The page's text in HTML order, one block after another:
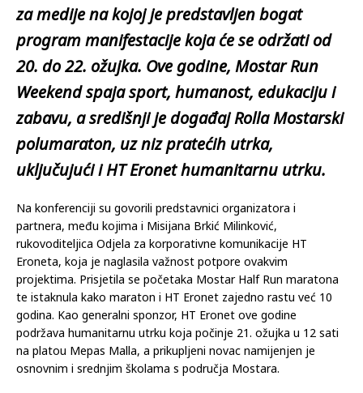
za medije na kojoj je predstavljen bogat
program manifestacije koja će se održati od
20. do 22. ožujka. Ove godine, Mostar Run
Weekend spaja sport, humanost, edukaciju i
zabavu, a središnji je događaj Rolla Mostarski
polumaraton, uz niz pratećih utrka,
uključujući i HT Eronet humanitarnu utrku.
Na konferenciji su govorili predstavnici organizatora i
partnera, među kojima i Misijana Brkić Milinković,
rukovoditeljica Odjela za korporativne komunikacije HT
Eroneta, koja je naglasila važnost potpore ovakvim
projektima. Prisjetila se početaka Mostar Half Run maratona
te istaknula kako maraton i HT Eronet zajedno rastu već 10
godina. Kao generalni sponzor, HT Eronet ove godine
podržava humanitarnu utrku koja počinje 21. ožujka u 12 sati
na platou Mepas Malla, a prikupljeni novac namijenjen je
osnovnim i srednjim školama s područja Mostara.